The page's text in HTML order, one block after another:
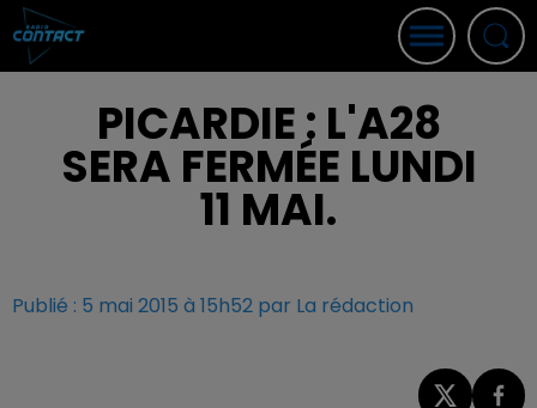
PICARDIE : L'A28
SERA FERMÉE LUNDI
11 MAI.
Publié : 5 mai 2015 à 15h52 par La rédaction